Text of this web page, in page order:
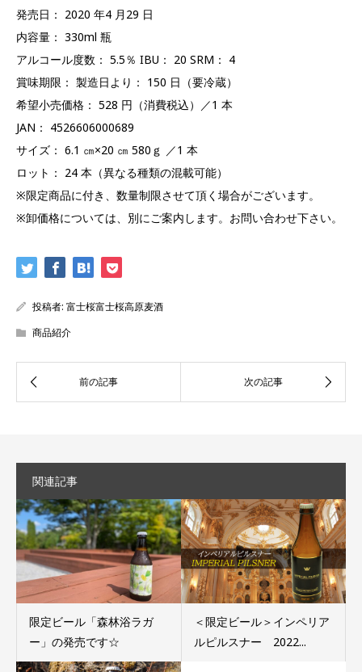
発売日： 2020 年4 月29 日
内容量： 330ml 瓶
アルコール度数： 5.5％ IBU： 20 SRM： 4
賞味期限： 製造日より： 150 日（要冷蔵）
希望小売価格： 528 円（消費税込）／1 本
JAN： 4526606000689
サイズ： 6.1 ㎝×20 ㎝ 580ｇ ／1 本
ロット： 24 本（異なる種類の混載可能）
※限定商品に付き、数量制限させて頂く場合がございます。
※卸価格については、別にご案内します。お問い合わせ下さい。
投稿者: 富士桜富士桜高原麦酒
商品紹介
関連記事
限定ビール「森林浴ラガ
ー」の発売です☆
＜限定ビール＞インペリア
ルピルスナー 2022...